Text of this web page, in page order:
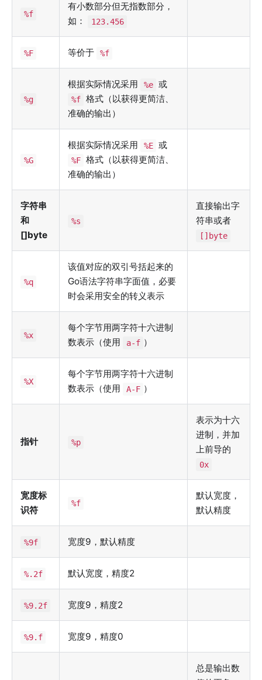
%f
有小数部分但无指数部分，
如：
123.456
%F 等价于 %f
%g
根据实际情况采用 %e 或
%f 格式（以获得更简洁、
准确的输出）
%G
根据实际情况采用 %E 或
%F 格式（以获得更简洁、
准确的输出）
字符串
和
[]byte
%s
直接输出字
符串或者
[]byte
%q
该值对应的双引号括起来的
Go语法字符串字面值，必要
时会采用安全的转义表示
%x
每个字节用两字符十六进制
数表示（使用
a-f ）
%X
每个字节用两字符十六进制
数表示（使用
A-F ）
指针 %p
表示为十六
进制，并加
上前导的
0x
宽度标
识符
%f
默认宽度，
默认精度
%9f 宽度9，默认精度
%.2f 默认宽度，精度2
%9.2f 宽度9，精度2
%9.f 宽度9，精度0
总是输出数